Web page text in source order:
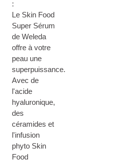
:
Le Skin Food
Super Sérum
de Weleda
offre à votre
peau une
superpuissance.
Avec de
l'acide
hyaluronique,
des
céramides et
l'infusion
phyto Skin
Food